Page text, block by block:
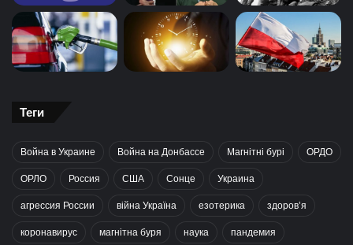
Теги
Война в Украине Война на Донбассе Магнітні бурі ОРДО
ОРЛО Россия США Сонце Украина
агрессия России війна Україна езотерика здоров’я
коронавирус магнітна буря наука пандемия